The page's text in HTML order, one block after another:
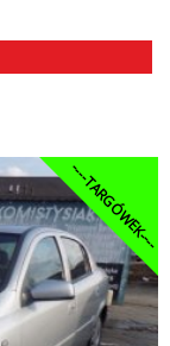
----TARGÓWEK----